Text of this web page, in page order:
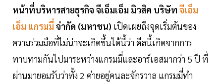
หน้าที่บริหารสายธุรกิจ จีเอ็มเอ็ม มิวสิค บริษัท จีเอ็ม
เอ็ม แกรมมี่ จำกัด (มหาชน) เปิดเผยถึงจุดเริ่มต้นของ
ความร่วมมือที่ไม่น่าจะเกิดขึ้นได้นี้ว่า ดีลนี้เกิดจากการ
ทาบทามกันไปมาระหว่างแกรมมี่และอาร์เอสมากว่า 5 ปี ที่
ผ่านมายอมรับว่าทั้ง 2 ค่ายอยู่คนละจักรวาล แกรมมี่ทำ